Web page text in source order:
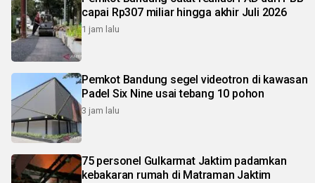
capai Rp307 miliar hingga akhir Juli 2026
1 jam lalu
Pemkot Bandung segel videotron di kawasan
Padel Six Nine usai tebang 10 pohon
3 jam lalu
75 personel Gulkarmat Jaktim padamkan
kebakaran rumah di Matraman Jaktim